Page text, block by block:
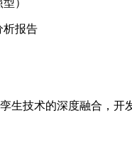
析报告
生技术的深度融合，